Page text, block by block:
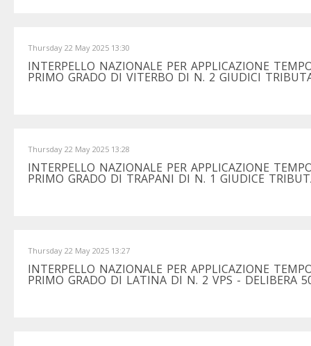
Thursday 22 May 2025 13:30
INTERPELLO NAZIONALE PER APPLICAZIONE
PRIMO GRADO DI VITERBO DI N. 2 GIUDICI
Thursday 22 May 2025 13:28
INTERPELLO NAZIONALE PER APPLICAZIONE
PRIMO GRADO DI TRAPANI DI N. 1 GIUDICE
Thursday 22 May 2025 13:27
INTERPELLO NAZIONALE PER APPLICAZIONE
PRIMO GRADO DI LATINA DI N. 2 VPS - DELIBERA